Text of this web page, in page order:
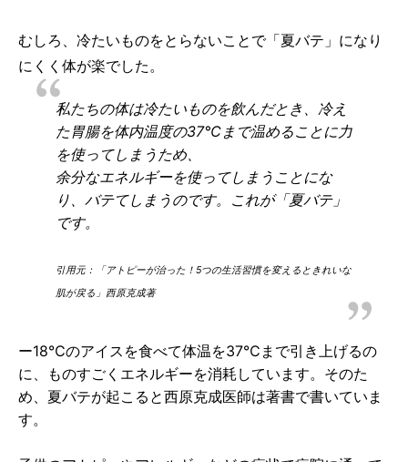
むしろ、冷たいものをとらないことで「夏バテ」になり
にくく体が楽でした。
私たちの体は冷たいものを飲んだとき、冷え
た胃腸を体内温度の37℃まで温めることに力
を使ってしまうため、
余分なエネルギーを使ってしまうことにな
り、バテてしまうのです。これが「夏バテ」
です。
引用元：「アトピーが治った！5つの生活習慣を変えるときれいな
肌が戻る」西原克成著
ー18℃のアイスを食べて体温を37℃まで引き上げるの
に、ものすごくエネルギーを消耗しています。そのた
め、夏バテが起こると西原克成医師は著書で書いていま
す。